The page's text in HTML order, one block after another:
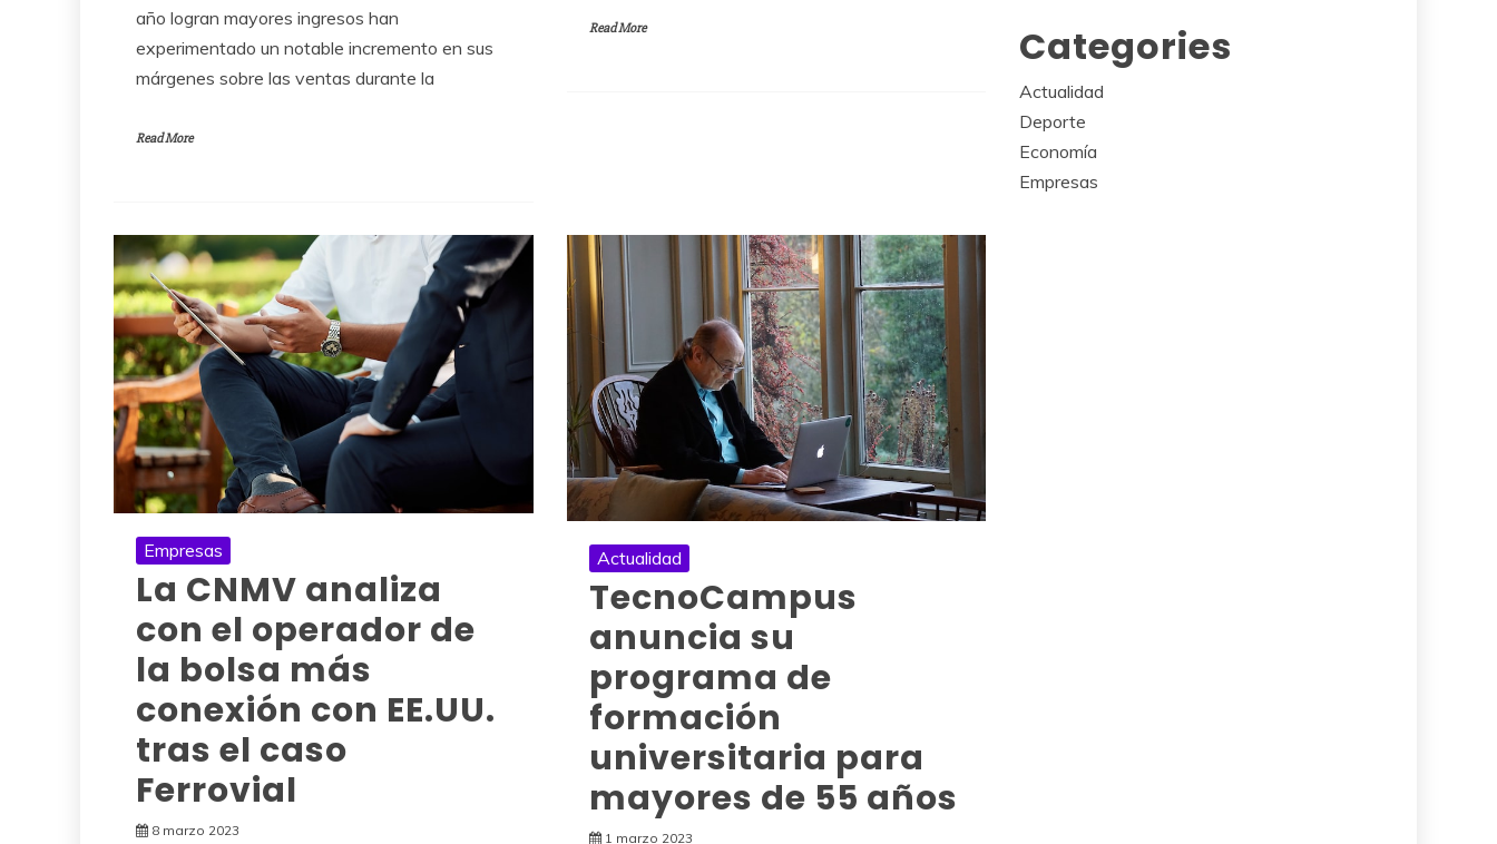
año logran mayores ingresos han
experimentado un notable incremento en sus
márgenes sobre las ventas durante la
Read More
Read More
Empresas
La CNMV analiza
con el operador de
la bolsa más
conexión con EE.UU.
tras el caso
Ferrovial
8 marzo 2023
Actualidad
TecnoCampus
anuncia su
programa de
formación
universitaria para
mayores de 55 años
1 marzo 2023
Categories
Actualidad
Deporte
Economía
Empresas